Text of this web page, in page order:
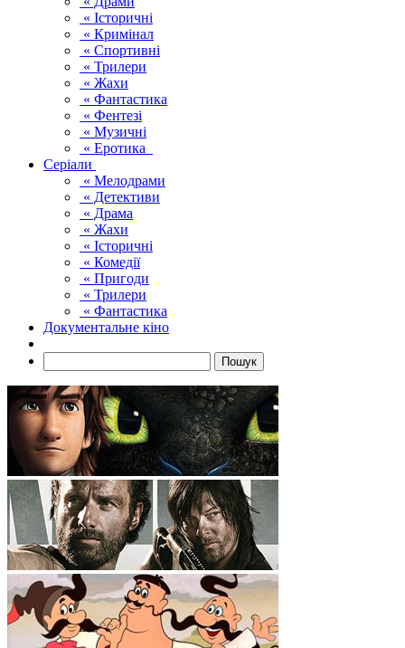
« Історичні
« Кримінал
« Спортивні
« Трилери
« Жахи
« Фантастика
« Фентезі
« Музичні
« Еротика
Серіали
« Мелодрами
« Детективи
« Драма
« Жахи
« Історичні
« Комедії
« Пригоди
« Трилери
« Фантастика
Документальне кіно
Пошук